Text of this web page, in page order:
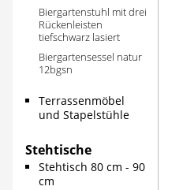
Biergartenstuhl mit drei
Rückenleisten
tiefschwarz lasiert
Biergartensessel natur
12bgsn
Terrassenmöbel
und Stapelstühle
Stehtische
Stehtisch 80 cm - 90
cm